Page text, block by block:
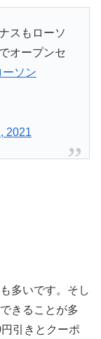
スもローソ
オープンセ
ーソン
2021
多いです。そし
きることが多
引きとクーポ